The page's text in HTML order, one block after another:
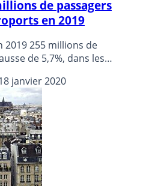
de passagers
en 2019
2019 255 millions de
de 5,7%, dans les
(+6,4%) et de Nantes
janvier 2020